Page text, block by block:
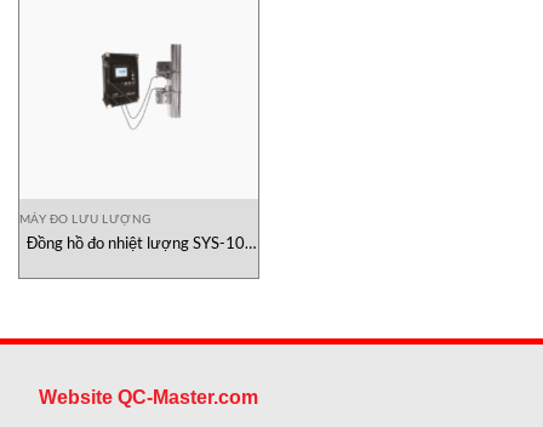
MÁY ĐO LƯU LƯỢNG
Đồng hồ đo nhiệt lượng SYS-10-
Website QC-Master.com